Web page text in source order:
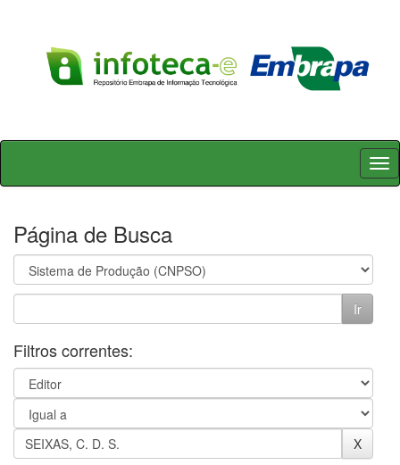
Skip
Página de Busca
Filtros correntes: